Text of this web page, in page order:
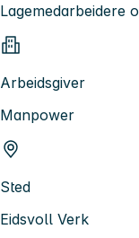
Lagemedarbeidere
Arbeidsgiver
Manpower
Sted
Eidsvoll Verk